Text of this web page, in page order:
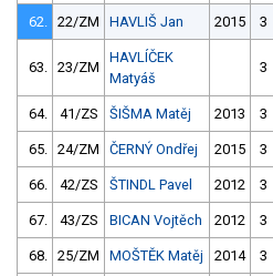
62. 22/ZM HAVLIŠ Jan 2015 3
63. 23/ZM
HAVLÍČEK
Matyáš
3
64. 41/ZS ŠIŠMA Matěj 2013 3
65. 24/ZM ČERNÝ Ondřej 2015 3
66. 42/ZS ŠTINDL Pavel 2012 3
67. 43/ZS BICAN Vojtěch 2012 3
68. 25/ZM MOŠTĚK Matěj 2014 3